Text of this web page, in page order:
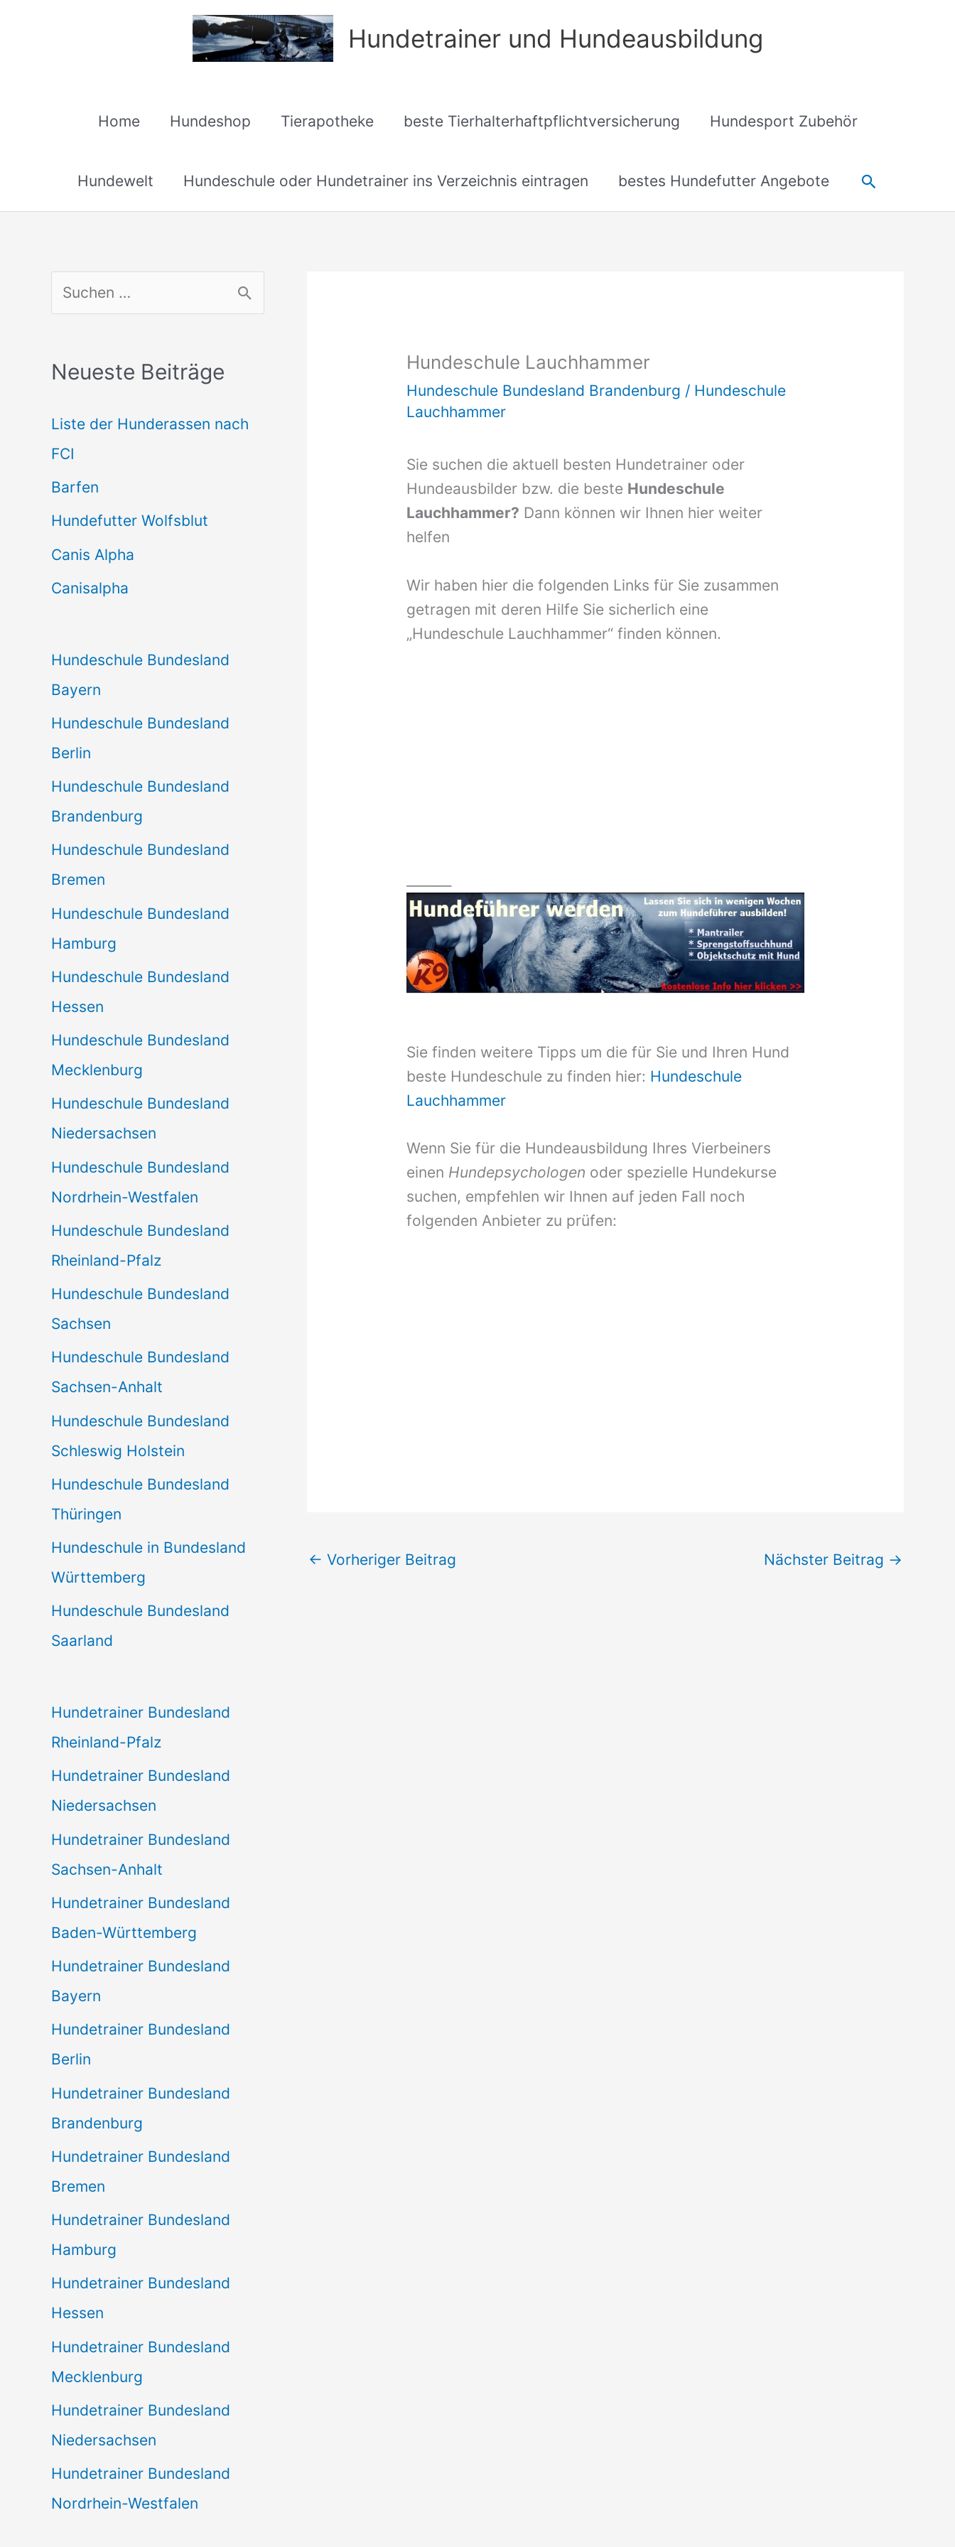
Hundetrainer und Hundeausbildung
Home Hundeshop Tierapotheke beste Tierhalterhaftpflichtversicherung Hundesport Zubehör
Hundewelt Hundeschule oder Hundetrainer ins Verzeichnis eintragen bestes Hundefutter Angebote Suchen
u
h
n
n
a
c
h
:
Neueste Beiträge
Liste der Hunderassen nach
FCI
Barfen
Hundefutter Wolfsblut
Canis Alpha
Canisalpha
Hundeschule Bundesland
Bayern
Hundeschule Bundesland
Berlin
Hundeschule Bundesland
Brandenburg
Hundeschule Bundesland
Bremen
Hundeschule Bundesland
Hamburg
Hundeschule Bundesland
Hessen
Hundeschule Bundesland
Mecklenburg
Hundeschule Bundesland
Niedersachsen
Hundeschule Bundesland
Nordrhein-Westfalen
Hundeschule Bundesland
Rheinland-Pfalz
Hundeschule Bundesland
Sachsen
Hundeschule Bundesland
Sachsen-Anhalt
Hundeschule Bundesland
Schleswig Holstein
Hundeschule Bundesland
Thüringen
Hundeschule in Bundesland
Württemberg
Hundeschule Bundesland
Saarland
Hundetrainer Bundesland
Rheinland-Pfalz
Hundetrainer Bundesland
Niedersachsen
Hundetrainer Bundesland
Sachsen-Anhalt
Hundetrainer Bundesland
Baden-Württemberg
Hundetrainer Bundesland
Bayern
Hundetrainer Bundesland
Berlin
Hundetrainer Bundesland
Brandenburg
Hundetrainer Bundesland
Bremen
Hundetrainer Bundesland
Hamburg
Hundetrainer Bundesland
Hessen
Hundetrainer Bundesland
Mecklenburg
Hundetrainer Bundesland
Niedersachsen
Hundetrainer Bundesland
Nordrhein-Westfalen
Hundeschule Lauchhammer
Hundeschule Bundesland Brandenburg / Hundeschule
Lauchhammer
Sie suchen die aktuell besten Hundetrainer oder
Hundeausbilder bzw. die beste Hundeschule
Lauchhammer? Dann können wir Ihnen hier weiter
helfen
Wir haben hier die folgenden Links für Sie zusammen
getragen mit deren Hilfe Sie sicherlich eine
„Hundeschule Lauchhammer“ finden können.
Sie finden weitere Tipps um die für Sie und Ihren Hund
beste Hundeschule zu finden hier: Hundeschule
Lauchhammer
Wenn Sie für die Hundeausbildung Ihres Vierbeiners
einen Hundepsychologen oder spezielle Hundekurse
suchen, empfehlen wir Ihnen auf jeden Fall noch
folgenden Anbieter zu prüfen:
← Vorheriger Beitrag Nächster Beitrag →